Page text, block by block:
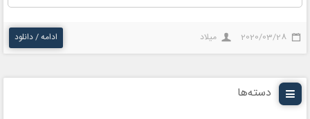
2020/03/28 میلاد ادامه / دانلود
دسته‌ها